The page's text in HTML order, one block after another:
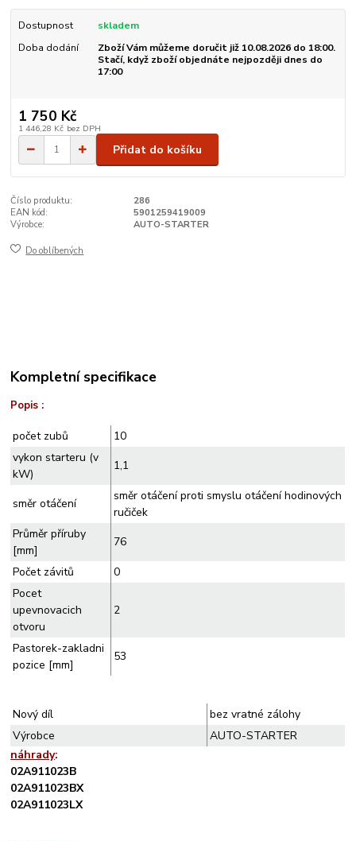
Dostupnost
skladem
Doba dodání
Zboží Vám můžeme doručit již 10.08.2026 do 18:00.
Stačí, když zboží objednáte nejpozději dnes do
17:00
1 750 Kč
1 446,28 Kč bez DPH
Přidat do košíku
Číslo produktu:
286
EAN kód:
5901259419009
Výrobce:
AUTO-STARTER
Do oblíbených
Kompletní specifikace
Popis :
počet zubů
10
vykon starteru (v
kW)
1,1
směr otáčení
směr otáčení proti smyslu otáčení hodinových
ručiček
Průměr příruby
[mm]
76
Počet závitů
0
Pocet
upevnovacich
otvoru
2
Pastorek-zakladni
pozice [mm]
53
Nový díl
bez vratné zálohy
Výrobce
AUTO-STARTER
náhrady:
02A911023B
02A911023BX
02A911023LX